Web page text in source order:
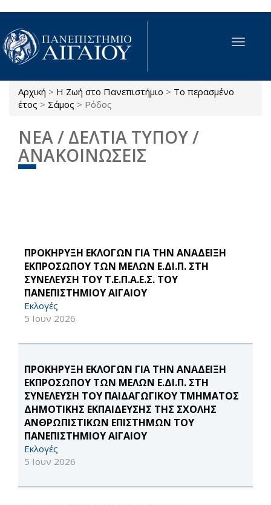
Παράκαμψη προς το κυρίως περιεχόμενο
Toggle
Είστε εδώ
Αρχική > Η Ζωή στο Πανεπιστήμιο > Το περασμένο
έτος > Σάμος > Ρόδος
ΝΕΑ / ΔΕΛΤΙΑ ΤΥΠΟΥ /
ΑΝΑΚΟΙΝΩΣΕΙΣ
ΠΡΟΚΗΡΥΞΗ ΕΚΛΟΓΩΝ ΓΙΑ ΤΗΝ ΑΝΑΔΕΙΞΗ
ΕΚΠΡΟΣΩΠΟΥ ΤΩΝ ΜΕΛΩΝ Ε.ΔΙ.Π. ΣΤΗ
ΣΥΝΕΛΕΥΣΗ ΤΟΥ Τ.Ε.Π.Α.Ε.Σ. ΤΟΥ
ΠΑΝΕΠΙΣΤΗΜΙΟΥ ΑΙΓΑΙΟΥ
Εκλογές
5 Ιουν 2026
ΠΡΟΚΗΡΥΞΗ ΕΚΛΟΓΩΝ ΓΙΑ ΤΗΝ ΑΝΑΔΕΙΞΗ
ΕΚΠΡΟΣΩΠΟΥ ΤΩΝ ΜΕΛΩΝ Ε.ΔΙ.Π. ΣΤΗ
ΣΥΝΕΛΕΥΣΗ ΤΟΥ ΠΑΙΔΑΓΩΓΙΚΟΥ ΤΜΗΜΑΤΟΣ
ΔΗΜΟΤΙΚΗΣ ΕΚΠΑΙΔΕΥΣΗΣ ΤΗΣ ΣΧΟΛΗΣ
ΑΝΘΡΩΠΙΣΤΙΚΩΝ ΕΠΙΣΤΗΜΩΝ ΤΟΥ
ΠΑΝΕΠΙΣΤΗΜΙΟΥ ΑΙΓΑΙΟΥ
Εκλογές
5 Ιουν 2026